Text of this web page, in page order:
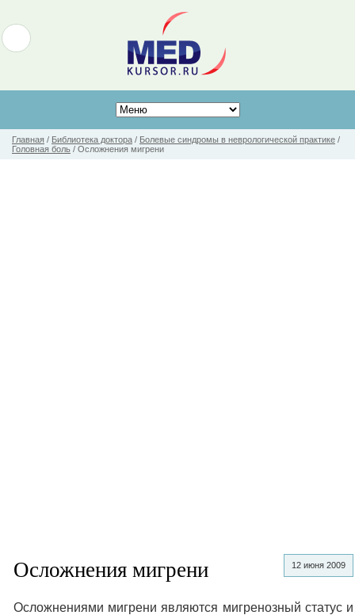
Главная / Библиотека доктора / Болевые синдромы в неврологической практике /
Головная боль / Осложнения мигрени
12 июня 2009
Осложнения мигрени
Осложнениями мигрени являются мигренозный статус и